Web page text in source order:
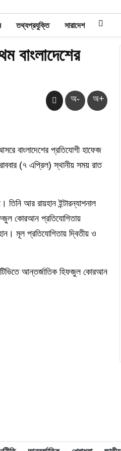
তথ্যপ্রযুক্তি সারাদেশ
বাংলাদেশের
অ- অ+
বাংলাদেশের প্রতিযোগী হাফেজ
(৭ এপ্রিল) স্থানীয় সময় রাত
আর রায়হান ইন্টারন্যাশনাল
কোরআন প্রতিযোগিতায়
মূল প্রতিযোগিতায় দ্বিতীয় ও
টিভিতে আন্তর্জাতিক হিফজুল কোরআন